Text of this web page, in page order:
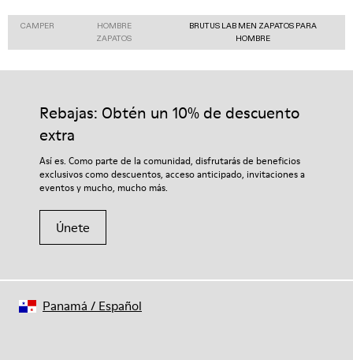
CAMPER
HOMBRE
ZAPATOS
BRUTUS LAB MEN ZAPATOS PARA
HOMBRE
Rebajas: Obtén un 10% de descuento
extra
Así es. Como parte de la comunidad, disfrutarás de beneficios
exclusivos como descuentos, acceso anticipado, invitaciones a
eventos y mucho, mucho más.
Únete
Panamá / Español